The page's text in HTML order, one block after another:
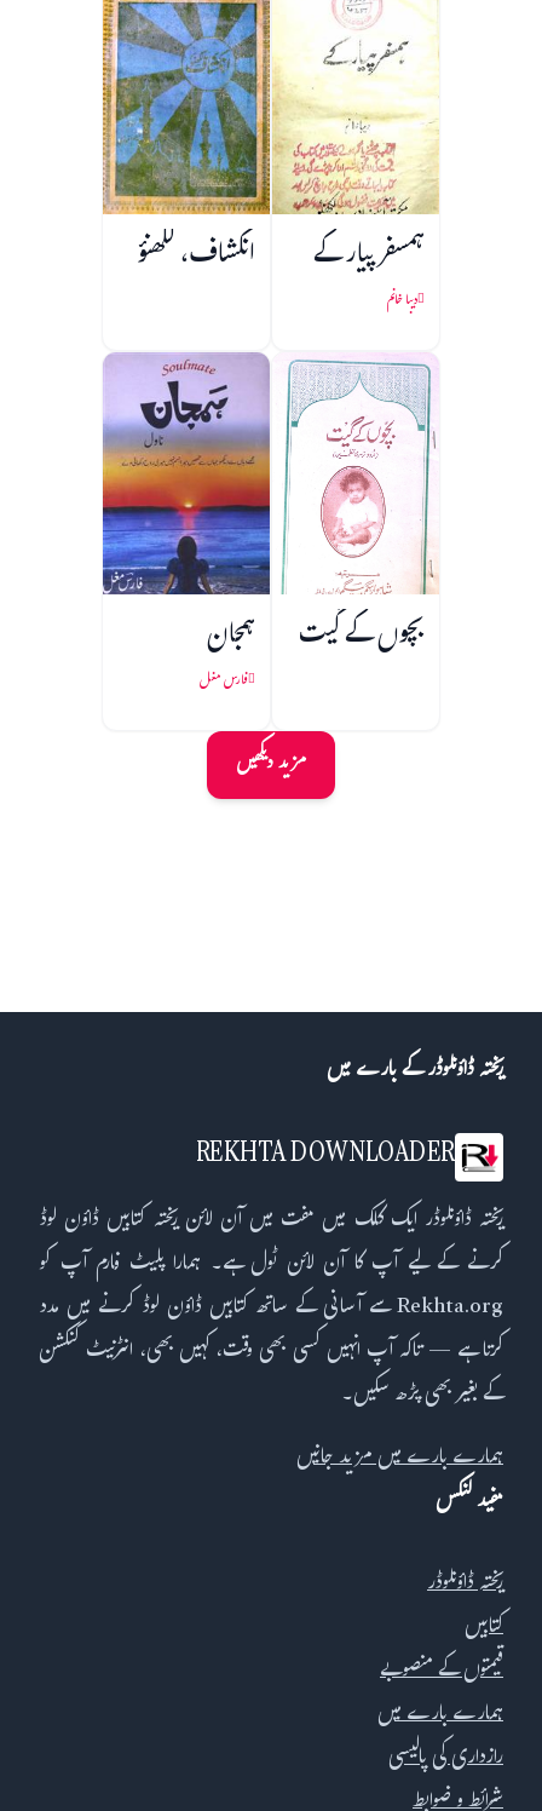
ہمسفر پیار کے
دیبا خانم
انکشاف، لکھنؤ
بچوں کے گیت ہمجان
فارس مغل
مزید دیکھیں
ریختہ ڈاؤنلوڈر کے بارے میں
REKHTA DOWNLOADER
ریختہ ڈاؤنلوڈر ایک کلک میں مفت میں آن لائن ریختہ کتابیں ڈاؤن لوڈ
کرنے کے لیے آپ کا آن لائن ٹول ہے۔ ہمارا پلیٹ فارم آپ کو
Rekhta.org سے آسانی کے ساتھ کتابیں ڈاؤن لوڈ کرنے میں مدد
کرتا ہے — تاکہ آپ انہیں کسی بھی وقت، کہیں بھی، انٹرنیٹ کنکشن
کے بغیر بھی پڑھ سکیں۔
ہمارے بارے میں مزید جانیں
مفید لنکس
ریختہ ڈاؤنلوڈر
کتابیں
قیمتوں کے منصوبے
ہمارے بارے میں
رازداری کی پالیسی